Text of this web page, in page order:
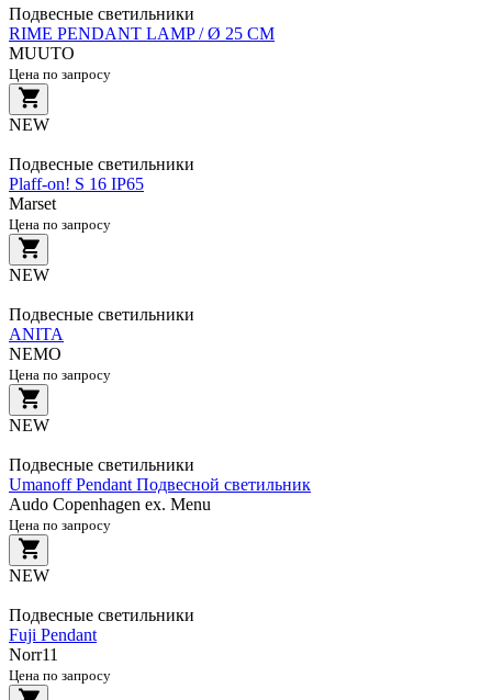
Подвесные светильники
RIME PENDANT LAMP / Ø 25 CM
MUUTO
Цена по запросу
NEW
Подвесные светильники
Plaff-on! S 16 IP65
Marset
Цена по запросу
NEW
Подвесные светильники
ANITA
NEMO
Цена по запросу
NEW
Подвесные светильники
Umanoff Pendant Подвесной светильник
Audo Copenhagen ex. Menu
Цена по запросу
NEW
Подвесные светильники
Fuji Pendant
Norr11
Цена по запросу